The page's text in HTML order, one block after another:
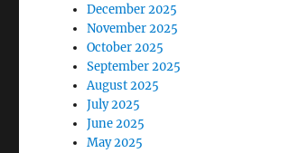
December 2025
November 2025
October 2025
September 2025
August 2025
July 2025
June 2025
May 2025